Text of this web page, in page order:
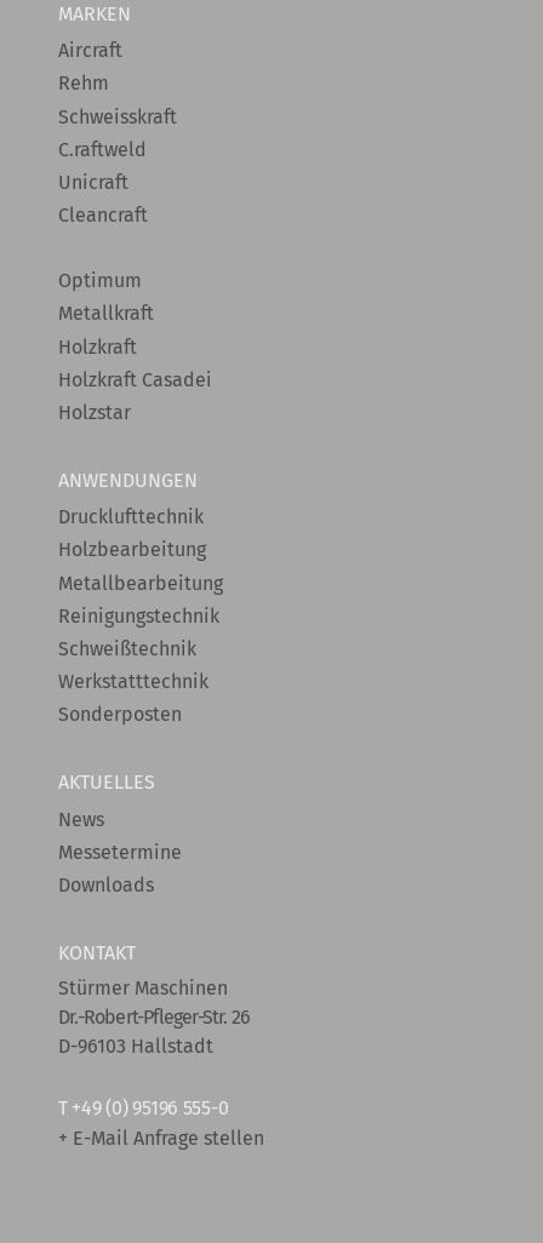
MARKEN
Aircraft
Rehm
Schweisskraft
C.raftweld
Unicraft
Cleancraft
Optimum
Metallkraft
Holzkraft
Holzkraft Casadei
Holzstar
ANWENDUNGEN
Drucklufttechnik
Holzbearbeitung
Metallbearbeitung
Reinigungstechnik
Schweißtechnik
Werkstatttechnik
Sonderposten
AKTUELLES
News
Messetermine
Downloads
KONTAKT
Stürmer Maschinen
Dr.-Robert-Pfleger-Str. 26
D-96103 Hallstadt
T +49 (0) 95196 555-0
+ E-Mail Anfrage stellen